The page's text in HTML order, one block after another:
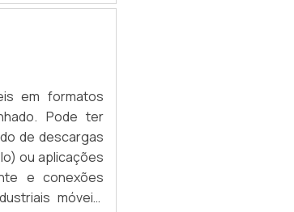
Aplicação,
Padrão
em formatos
Pode ter
de descargas
ou aplicações
e conexões
móveis.